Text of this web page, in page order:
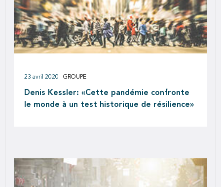
Denis Kessler: «Cette pandémie confronte
le monde à un test historique de résilience»
23 avril 2020 GROUPE